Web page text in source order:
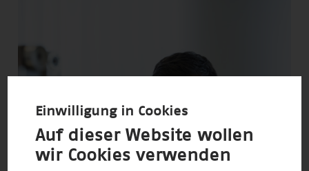
Einwilligung in Cookies
Auf dieser Website wollen
wir Cookies verwenden